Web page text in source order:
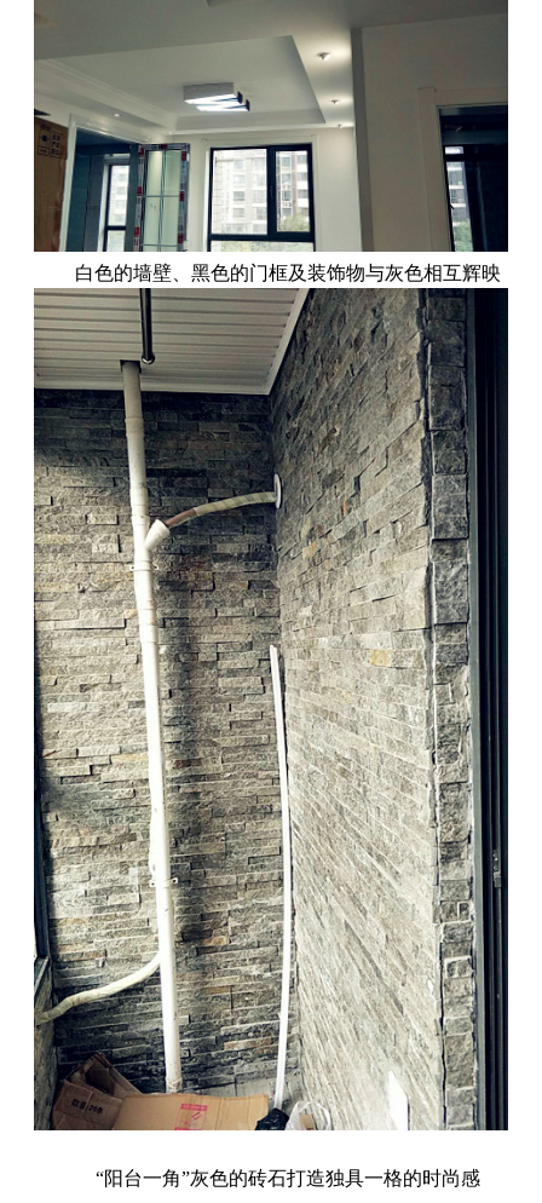
白色的墙壁、黑色的门框及装饰物与灰色相互辉映
“阳台一角”灰色的砖石打造独具一格的时尚感